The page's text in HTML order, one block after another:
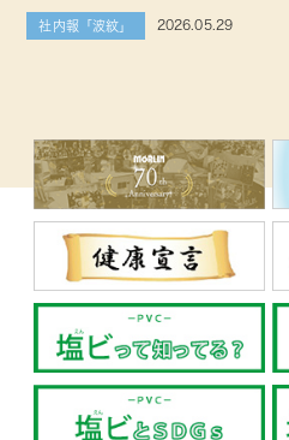
社内報「波紋」 2026.05.29